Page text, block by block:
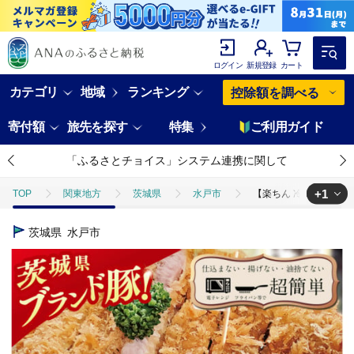
ログイン 新規登録 カート
カテゴリ 地域 ランキング 控除額を調べる
寄付額 旅先を探す 特集 ご利用ガイド
「ふるさとチョイス」システム連携に関して
TOP 関東地方 茨城県 水戸市 【楽ちん 冷凍とんか
TOP
+1
茨城県 水戸市